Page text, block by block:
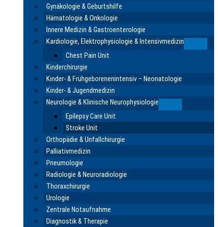
Gynäkologie & Geburtshilfe
Hämatologie & Onkologie
Innere Medizin & Gastroenterologie
Kardiologie, Elektrophysiologie & Intensivmedizin
Chest Pain Unit
Kinderchirurgie
Kinder- & Frühgeborenenintensiv – Neonatologie
Kinder- & Jugendmedizin
Neurologie & Klinische Neurophysiologie
Epilepsy Care Unit
Stroke Unit
Orthopädie & Unfallchirurgie
Palliativmedizin
Pneumologie
Radiologie & Neuroradiologie
Thoraxchirurgie
Urologie
Zentrale Notaufnahme
Diagnostik & Therapie